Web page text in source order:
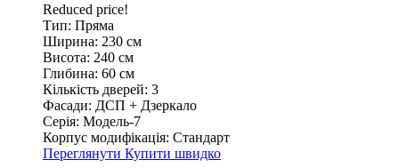
Reduced price!
Тип: Пряма
Ширина: 230 см
Висота: 240 см
Глибина: 60 см
Кількість дверей: 3
Фасади: ДСП + Дзеркало
Серія: Модель-7
Корпус модифікація: Стандарт
Переглянути Купити швидко